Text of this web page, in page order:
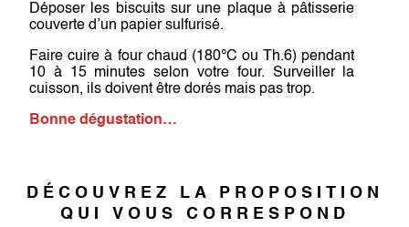
Déposer les biscuits sur une plaque à pâtisserie
couverte d’un papier sulfurisé.
Faire cuire à four chaud (180°C ou Th.6) pendant
10 à 15 minutes selon votre four. Surveiller la
cuisson, ils doivent être dorés mais pas trop.
Bonne dégustation…
DÉCOUVREZ LA PROPOSITION
QUI VOUS CORRESPOND